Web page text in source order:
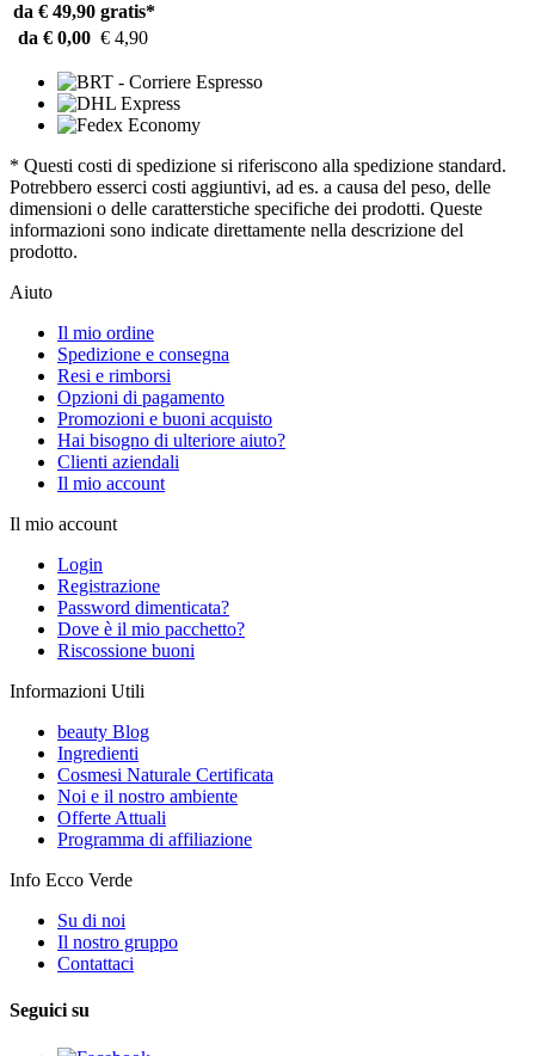
da € 49,90 gratis*
da € 0,00 € 4,90
* Questi costi di spedizione si riferiscono alla spedizione standard.
Potrebbero esserci costi aggiuntivi, ad es. a causa del peso, delle
dimensioni o delle caratterstiche specifiche dei prodotti. Queste
informazioni sono indicate direttamente nella descrizione del
prodotto.
Aiuto
Il mio ordine
Spedizione e consegna
Resi e rimborsi
Opzioni di pagamento
Promozioni e buoni acquisto
Hai bisogno di ulteriore aiuto?
Clienti aziendali
Il mio account
Il mio account
Login
Registrazione
Password dimenticata?
Dove è il mio pacchetto?
Riscossione buoni
Informazioni Utili
beauty Blog
Ingredienti
Cosmesi Naturale Certificata
Noi e il nostro ambiente
Offerte Attuali
Programma di affiliazione
Info Ecco Verde
Su di noi
Il nostro gruppo
Contattaci
Seguici su